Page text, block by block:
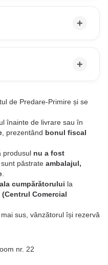
de Predare-Primire și se
înainte de livrare sau în
, prezentând bonul fiscal
produsul nu a fost
păstrate ambalajul,
cumpărătorului la
Comercial
sus, vânzătorul își rezervă
nr. 22